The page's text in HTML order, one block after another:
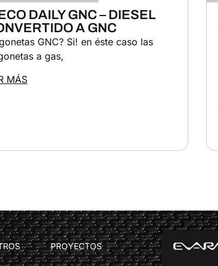
DAILY GNC – DIESEL
A GNC
GNC? Si! en éste caso las
a gas,
MÁS
PROYECTOS
CONTACTO